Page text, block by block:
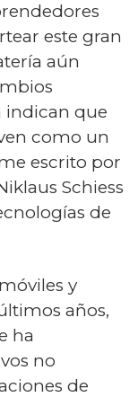
este gran
aún
indican que
como un
escrito por
Schiess
de
y
años,
ha
no
de